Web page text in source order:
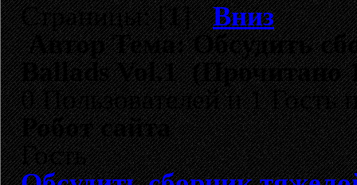
Страницы: [1]Вниз
АвторТема: Обсудить
Ballads Vol.1 (Прочитано
0 Пользователей и 1 Гость
Робот сайта
Гость